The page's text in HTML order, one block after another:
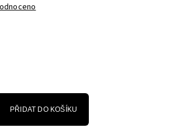
PŘIDAT DO KOŠÍKU